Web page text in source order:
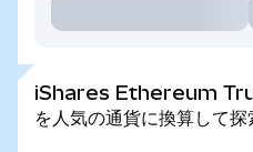
iShares Ethereum
を人気の通貨に換算して探